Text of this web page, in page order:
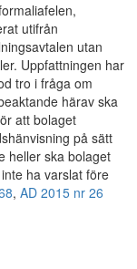
utifrån
utan
Uppfattningen har
tro i fråga om
härav ska
att bolaget
på sätt
heller ska bolaget
ha varslat före
, AD 2015 nr 26